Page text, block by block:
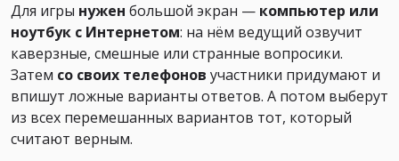
Для игры нужен большой экран — компьютер или
ноутбук с Интернетом: на нём ведущий озвучит
каверзные, смешные или странные вопросики.
Затем со своих телефонов участники придумают и
впишут ложные варианты ответов. А потом выберут
из всех перемешанных вариантов тот, который
считают верным.